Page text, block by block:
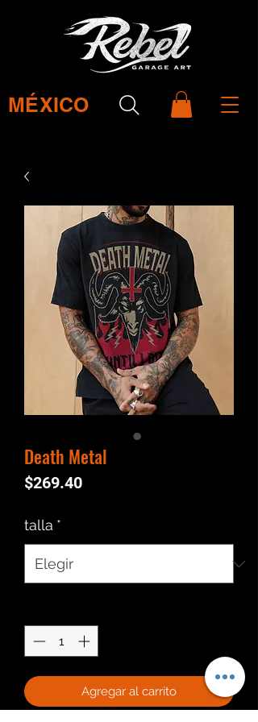
MÉXICO
Death Metal
$269.40Precio
talla *
Agregar al carrito